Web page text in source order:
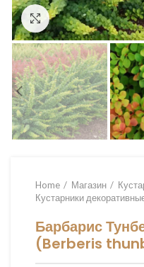
Увеличить
Home Магазин
Кустарники
Барбарис
(Berberis